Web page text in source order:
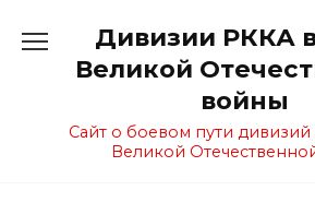
содержанию
Дивизии РККА
Великой
войны
Сайт о боевом пути
Великой